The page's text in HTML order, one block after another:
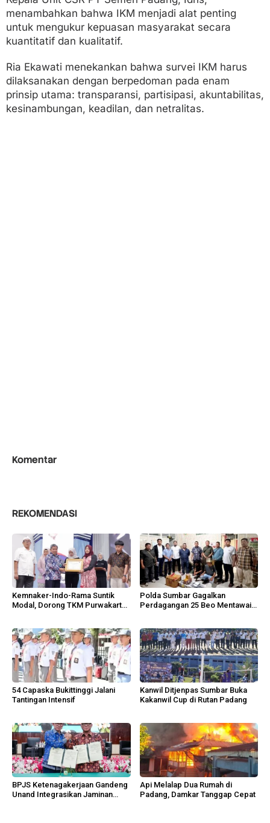
menambahkan bahwa IKM menjadi alat penting
untuk mengukur kepuasan masyarakat secara
kuantitatif dan kualitatif.
Ria Ekawati menekankan bahwa survei IKM harus
dilaksanakan dengan berpedoman pada enam
prinsip utama: transparansi, partisipasi, akuntabilitas,
kesinambungan, keadilan, dan netralitas.
Komentar
REKOMENDASI
Kemnaker-Indo-Rama Suntik
Modal, Dorong TKM Purwakarta
Polda Sumbar Gagalkan
Perdagangan 25 Beo Mentawai
54 Capaska Bukittinggi Jalani
Tantingan Intensif
Kanwil Ditjenpas Sumbar Buka
Kakanwil Cup di Rutan Padang
BPJS Ketenagakerjaan Gandeng
Unand Integrasikan Jaminan
Api Melalap Dua Rumah di
Padang, Damkar Tanggap Cepat